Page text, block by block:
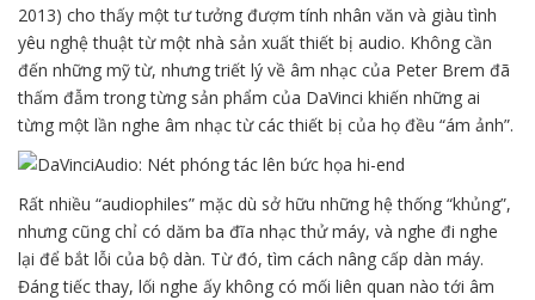
2013) cho thấy một tư tưởng đượm tính nhân văn và giàu tình
yêu nghệ thuật từ một nhà sản xuất thiết bị audio. Không cần
đến những mỹ từ, nhưng triết lý về âm nhạc của Peter Brem đã
thấm đẫm trong từng sản phẩm của DaVinci khiến những ai
từng một lần nghe âm nhạc từ các thiết bị của họ đều “ám ảnh”.
Rất nhiều “audiophiles” mặc dù sở hữu những hệ thống “khủng”,
nhưng cũng chỉ có dăm ba đĩa nhạc thử máy, và nghe đi nghe
lại để bắt lỗi của bộ dàn. Từ đó, tìm cách nâng cấp dàn máy.
Đáng tiếc thay, lối nghe ấy không có mối liên quan nào tới âm